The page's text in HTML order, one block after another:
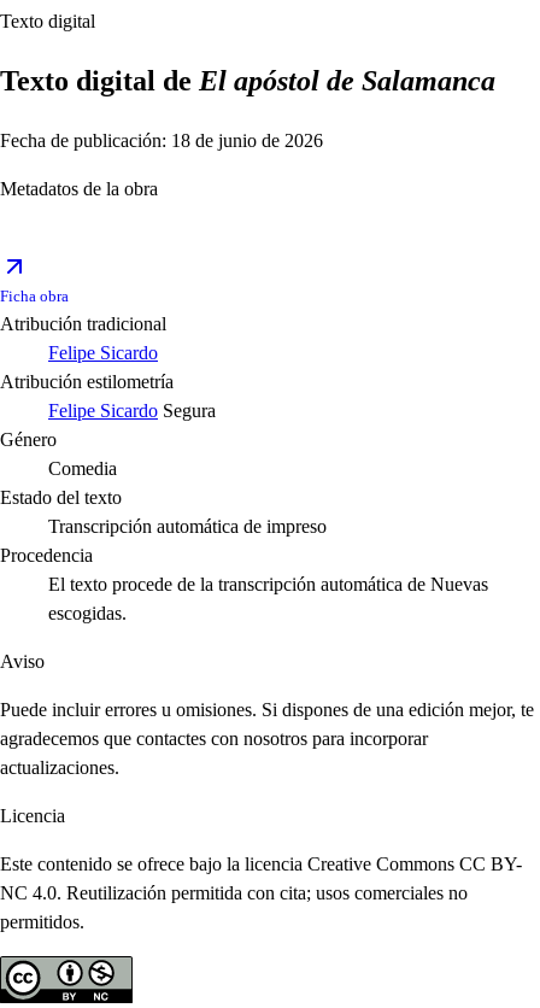
Texto digital
Texto digital de El apóstol de Salamanca
Fecha de publicación: 18 de junio de 2026
Metadatos de la obra
Ficha obra
Atribución tradicional
Felipe Sicardo
Atribución estilometría
Felipe Sicardo Segura
Género
Comedia
Estado del texto
Transcripción automática de impreso
Procedencia
El texto procede de la transcripción automática de Nuevas
escogidas.
Aviso
Puede incluir errores u omisiones. Si dispones de una edición mejor, te
agradecemos que contactes con nosotros para incorporar
actualizaciones.
Licencia
Este contenido se ofrece bajo la licencia Creative Commons CC BY-
NC 4.0. Reutilización permitida con cita; usos comerciales no
permitidos.